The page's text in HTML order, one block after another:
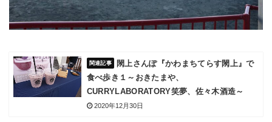
閖上さんぽ『かわまちてらす閖上』で
食べ歩き１～おきたまや、
CURRYLABORATORY笑夢、佐々木酒造～
2020年12月30日